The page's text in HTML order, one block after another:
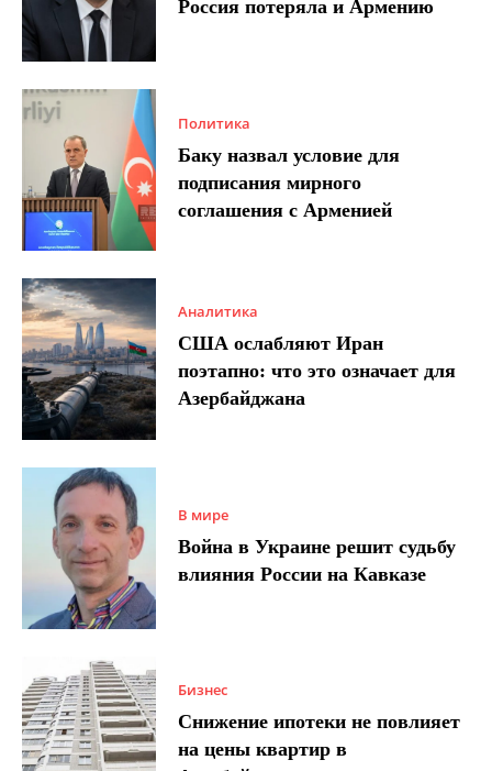
Россия потеряла и Армению
Политика
Баку назвал условие для
подписания мирного
соглашения с Арменией
Аналитика
США ослабляют Иран
поэтапно: что это означает для
Азербайджана
В мире
Война в Украине решит судьбу
влияния России на Кавказе
Бизнес
Снижение ипотеки не повлияет
на цены квартир в